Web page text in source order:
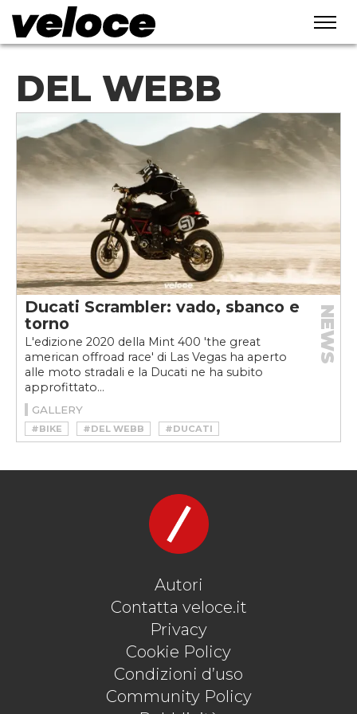
DEL WEBB
Ducati Scrambler: vado, sbanco e
torno
L'edizione 2020 della Mint 400 'the great
american offroad race' di Las Vegas ha aperto
alle moto stradali e la Ducati ne ha subito
approfittato...
NEWS
GALLERY
#BIKE #DEL WEBB
#DUCATI
#DUCATI SCRAMBLER
#PIRELLI SCORPION
#SCRAMBLER DESERT SLEDS
Autori
Contatta veloce.it
Privacy
Cookie Policy
Condizioni d’uso
Community Policy